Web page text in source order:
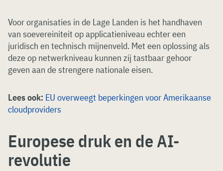
Voor organisaties in de Lage Landen is het handhaven
van soevereiniteit op applicatieniveau echter een
juridisch en technisch mijnenveld. Met een oplossing als
deze op netwerkniveau kunnen zij tastbaar gehoor
geven aan de strengere nationale eisen.
Lees ook: EU overweegt beperkingen voor Amerikaanse
cloudproviders
Europese druk en de AI-
revolutie